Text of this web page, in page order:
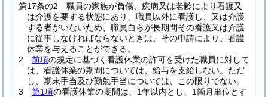
第17条の2
職員の家族が負傷、疾病又は老齢により看護又
は介護を要する状態にあり、職員以外に看護し、又は介護
する者がいないため、職員自らが長期間その看護又は介護
に従事しなければならないときは、その申請により、看護
休業を与えることができる。
2
前項の規定に基づく看護休業の許可を受けた職員に対して
は、看護休業の期間については、給与を支給しない。 ただ
し、期末手当及び勤勉手当については、この限りでない。
3
第1項の看護休業の期間は、1年以内とし、1箇月単位とす